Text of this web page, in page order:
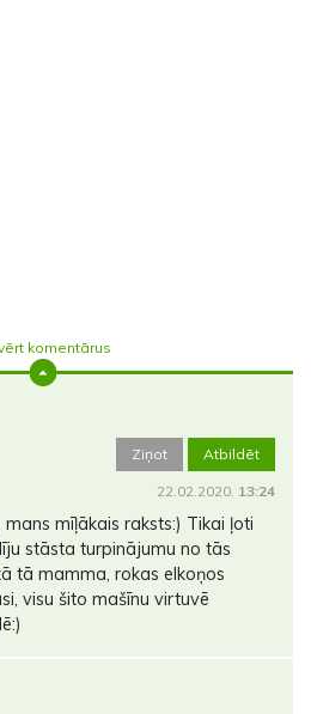
komentārus
Ziņot Atbildēt
22.02.2020. 13:24
mans mīļākais raksts:) Tikai ļoti
stāsta turpinājumu no tās
tā mamma, rokas elkoņos
visu šito mašīnu virtuvē